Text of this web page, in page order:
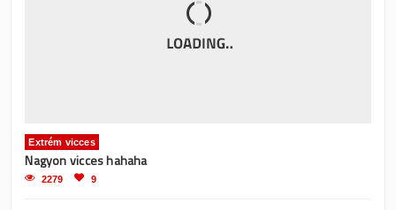
Extrém vicces
Nagyon vicces hahaha
2279 9